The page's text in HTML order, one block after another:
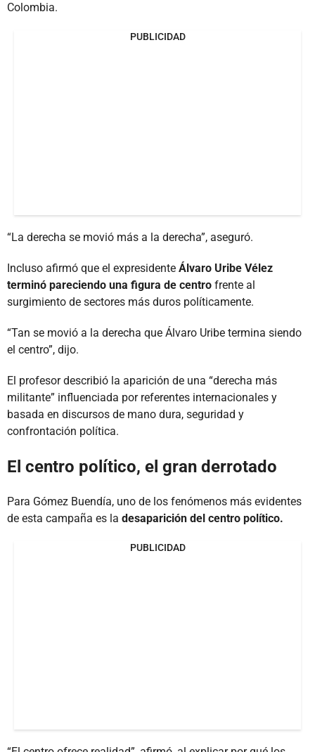
Colombia.
PUBLICIDAD
“La derecha se movió más a la derecha”, aseguró.
Incluso afirmó que el expresidente Álvaro Uribe Vélez
terminó pareciendo una figura de centro frente al
surgimiento de sectores más duros políticamente.
“Tan se movió a la derecha que Álvaro Uribe termina siendo
el centro”, dijo.
El profesor describió la aparición de una “derecha más
militante” influenciada por referentes internacionales y
basada en discursos de mano dura, seguridad y
confrontación política.
El centro político, el gran derrotado
Para Gómez Buendía, uno de los fenómenos más evidentes
de esta campaña es la desaparición del centro político.
PUBLICIDAD